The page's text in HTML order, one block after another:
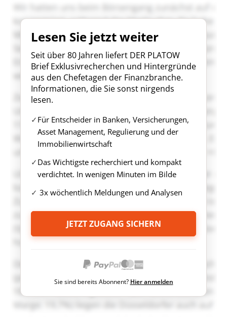
Lesen Sie jetzt weiter
Seit über 80 Jahren liefert DER PLATOW
Brief Exklusivrecherchen und Hintergründe
aus den Chefetagen der Finanzbranche.
Informationen, die Sie sonst nirgends
lesen.
Für Entscheider in Banken, Versicherungen,
Asset Management, Regulierung und der
Immobilienwirtschaft
Das Wichtigste recherchiert und kompakt
verdichtet. In wenigen Minuten im Bilde
3x wöchentlich Meldungen und Analysen
JETZT ZUGANG SICHERN
Sie sind bereits Abonnent? Hier anmelden